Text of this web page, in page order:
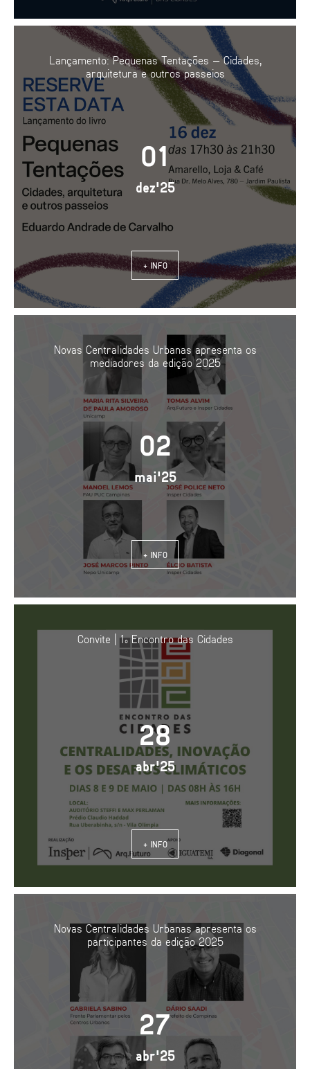
Lançamento: Pequenas Tentações — Cidades,
arquitetura e outros passeios
01
dez'25
+ INFO
Novas Centralidades Urbanas apresenta os
mediadores da edição 2025
02
mai'25
+ INFO
Convite | 1º Encontro das Cidades
28
abr'25
+ INFO
Novas Centralidades Urbanas apresenta os
participantes da edição 2025
27
abr'25